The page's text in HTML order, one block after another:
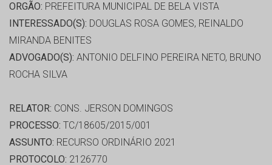
ORGÃO: PREFEITURA MUNICIPAL DE BELA VISTA
INTERESSADO(S): DOUGLAS ROSA GOMES, REINALDO
MIRANDA BENITES
ADVOGADO(S): ANTONIO DELFINO PEREIRA NETO, BRUNO
ROCHA SILVA
RELATOR: CONS. JERSON DOMINGOS
PROCESSO: TC/18605/2015/001
ASSUNTO: RECURSO ORDINÁRIO 2021
PROTOCOLO: 2126770